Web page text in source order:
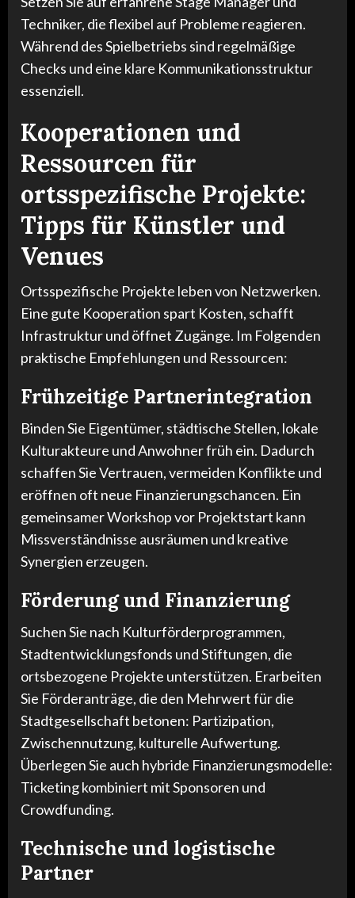
Techniker, die flexibel auf Probleme reagieren.
Während des Spielbetriebs sind regelmäßige
Checks und eine klare Kommunikationsstruktur
essenziell.
Kooperationen und
Ressourcen für
ortsspezifische Projekte:
Tipps für Künstler und
Venues
Ortsspezifische Projekte leben von Netzwerken.
Eine gute Kooperation spart Kosten, schafft
Infrastruktur und öffnet Zugänge. Im Folgenden
praktische Empfehlungen und Ressourcen:
Frühzeitige Partnerintegration
Binden Sie Eigentümer, städtische Stellen, lokale
Kulturakteure und Anwohner früh ein. Dadurch
schaffen Sie Vertrauen, vermeiden Konflikte und
eröffnen oft neue Finanzierungschancen. Ein
gemeinsamer Workshop vor Projektstart kann
Missverständnisse ausräumen und kreative
Synergien erzeugen.
Förderung und Finanzierung
Suchen Sie nach Kulturförderprogrammen,
Stadtentwicklungsfonds und Stiftungen, die
ortsbezogene Projekte unterstützen. Erarbeiten
Sie Förderanträge, die den Mehrwert für die
Stadtgesellschaft betonen: Partizipation,
Zwischennutzung, kulturelle Aufwertung.
Überlegen Sie auch hybride Finanzierungsmodelle:
Ticketing kombiniert mit Sponsoren und
Crowdfunding.
Technische und logistische
Partner